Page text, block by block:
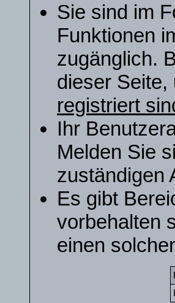
Sie sind im
Funktionen
zugänglich.
dieser
registriert
Ihr
Melden Sie
zuständigen
Es gibt
vorbehalten
einen